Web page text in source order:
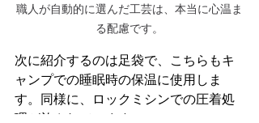
職人が自動的に選んだ工芸は、本当に心温ま
る配慮です。
次に紹介するのは足袋で、こちらもキ
ャンプでの睡眠時の保温に使用しま
す。同様に、ロックミシンでの圧着処
理が施されています。